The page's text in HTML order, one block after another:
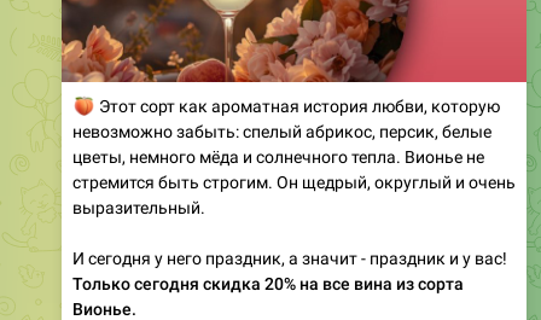
Этот сорт как ароматная история любви, которую
невозможно забыть: спелый абрикос, персик, белые
цветы, немного мёда и солнечного тепла. Вионье не
стремится быть строгим. Он щедрый, округлый и очень
выразительный.
И сегодня у него праздник, а значит - праздник и у вас!
Только сегодня скидка 20% на все вина из сорта
Вионье.